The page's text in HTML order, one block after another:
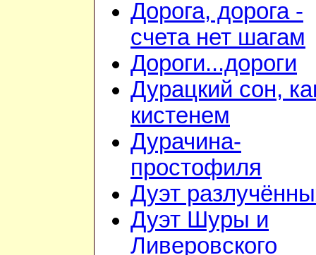
Дорога, дорога -
счета нет шагам
Дороги...дороги
Дурацкий сон,
кистенем
Дурачина-
простофиля
Дуэт
Дуэт Шуры и
Ливеровского